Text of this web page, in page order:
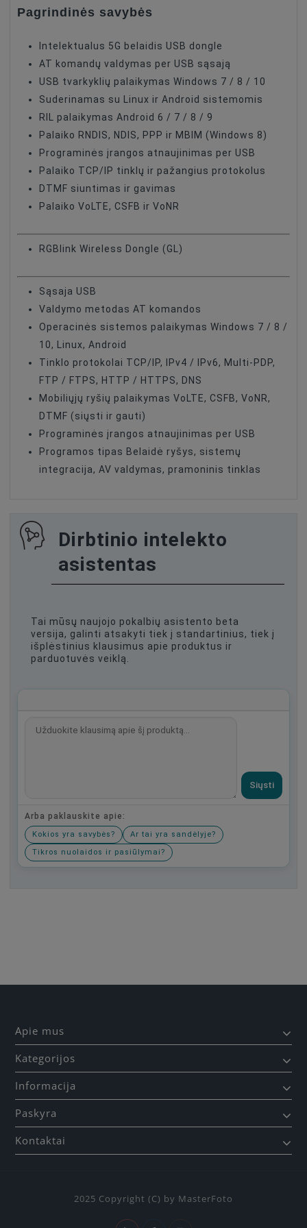
Pagrindinės savybės
Intelektualus 5G belaidis USB dongle
AT komandų valdymas per USB sąsają
USB tvarkyklių palaikymas Windows 7 / 8 / 10
Suderinamas su Linux ir Android sistemomis
RIL palaikymas Android 6 / 7 / 8 / 9
Palaiko RNDIS, NDIS, PPP ir MBIM (Windows 8)
Programinės įrangos atnaujinimas per USB
Palaiko TCP/IP tinklų ir pažangius protokolus
DTMF siuntimas ir gavimas
Palaiko VoLTE, CSFB ir VoNR
RGBlink Wireless Dongle (GL)
Sąsaja USB
Valdymo metodas AT komandos
Operacinės sistemos palaikymas Windows 7 / 8 /
10, Linux, Android
Tinklo protokolai TCP/IP, IPv4 / IPv6, Multi-PDP,
FTP / FTPS, HTTP / HTTPS, DNS
Mobiliųjų ryšių palaikymas VoLTE, CSFB, VoNR,
DTMF (siųsti ir gauti)
Programinės įrangos atnaujinimas per USB
Programos tipas Belaidė ryšys, sistemų
integracija, AV valdymas, pramoninis tinklas
Dirbtinio intelekto
asistentas
Tai mūsų naujojo pokalbių asistento beta
versija, galinti atsakyti tiek į standartinius, tiek į
išplėstinius klausimus apie produktus ir
parduotuvės veiklą.
Siųsti
Arba paklauskite apie:
Kokios yra savybės?
Ar tai yra sandėlyje?
Tikros nuolaidos ir pasiūlymai?
Apie mus
Kategorijos
Informacija
Paskyra
Kontaktai
2025 Copyright (C) by MasterFoto